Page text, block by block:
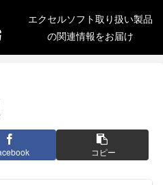
エクセルソフト取り扱い製品
の関連情報をお届け
コピー